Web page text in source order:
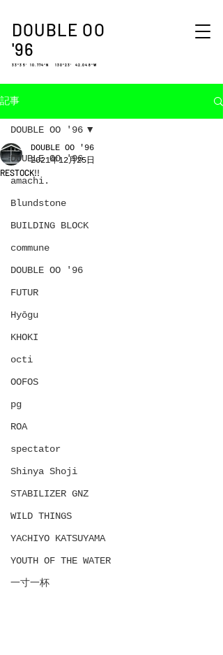
DOUBLE OO
'96
33°35′ 10.774″N 130°23′ 42.048″W
記事
DOUBLE OO '96
amachi.
Blundstone
BUILDING BLOCK
commune
DOUBLE OO '96
FUTUR
Hyōgu
KHOKI
octi
OOFOS
pg
ROA
spectator
Shinya Shoji
STABILIZER GNZ
WILD THINGS
YACHIYO KATSUYAMA
YOUTH OF THE WATER
一寸一杯
DOUBLE OO '96
RESTOCK!!
DOUBLE OO '96
2021年12月25日